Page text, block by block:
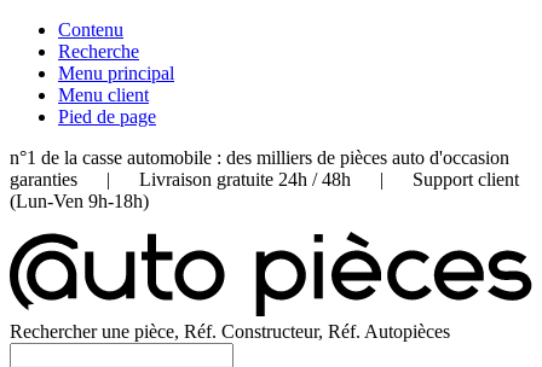
Contenu
Recherche
Menu principal
Menu client
Pied de page
n°1 de la casse automobile : des milliers de pièces auto d'occasion
garanties | Livraison gratuite 24h / 48h | Support client
(Lun-Ven 9h-18h)
Rechercher une pièce, Réf. Constructeur, Réf. Autopièces